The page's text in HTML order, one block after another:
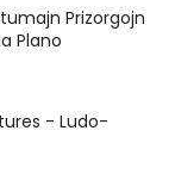
Prizorgojn
Plano
- Ludo-